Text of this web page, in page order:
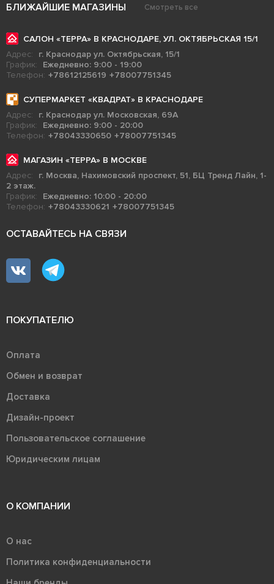
БЛИЖАЙШИЕ МАГАЗИНЫ Смотреть все
САЛОН «ТЕРРА» В КРАСНОДАРЕ, УЛ. ОКТЯБРЬСКАЯ 15/1
Адрес:
г. Краснодар ул. Октябрьская, 15/1
График:
Ежедневно: 9:00 - 19:00
Телефон: +78612125619 +78007751345
СУПЕРМАРКЕТ «КВАДРАТ» В КРАСНОДАРЕ
Адрес:
г. Краснодар ул. Московская, 69А
График:
Ежедневно: 9:00 - 20:00
Телефон: +78043330650 +78007751345
МАГАЗИН «ТЕРРА» В МОСКВЕ
Адрес:
г. Москва, Нахимовский проспект, 51, БЦ Тренд Лайн, 1-
2 этаж.
График:
Ежедневно: 10:00 - 20:00
Телефон: +78043330621 +78007751345
ОСТАВАЙТЕСЬ НА СВЯЗИ
ПОКУПАТЕЛЮ
Оплата
Обмен и возврат
Доставка
Дизайн-проект
Пользовательское соглашение
Юридическим лицам
О КОМПАНИИ
О нас
Политика конфиденциальности